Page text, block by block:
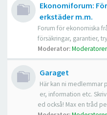
Ekonomiforum:
erkstäder m.m.
Forum för ekonomiska
försäkringar, garantier,
Moderator:Moderatorer
Garaget
Här kan ni medlemmar
er, information etc.
ed också! Max en tråd